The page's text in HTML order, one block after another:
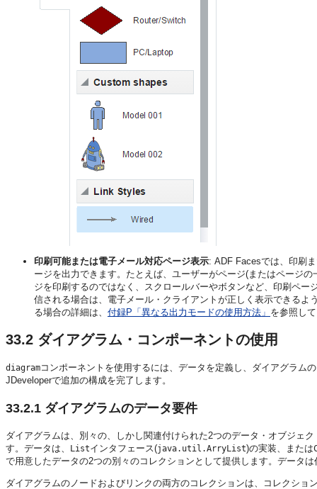
印刷可能または電子メール対応ページ表示: ADF Facesでは、印刷
ージを出力できます。たとえば、ユーザーがページ(またはページ
ジを印刷するのではなく、スクロールバーやボタンなど、印刷ペ
信される場合は、電子メール・クライアントが正しく表示できる
る場合の詳細は、 付録P「異なる出力モードの使用方法」 を参照し
33.2 ダイアグラム・コンポーネントの使用
diagramコンポーネントを使用するには、データを定義し、ダイアグラム
JDeveloperで追加の構成を完了します。
33.2.1 ダイアグラムのデータ要件
ダイアグラムは、別々の、しかし関連付けられた2つのデータ・オブジェ
す。データは、
Listインタフェース(java.util.ArryList)の実装、または
で用意したデータの2つの別々のコレクションとして提供します。データ
ダイアグラムのノードおよびリンクの両方のコレクションは、コレクシ